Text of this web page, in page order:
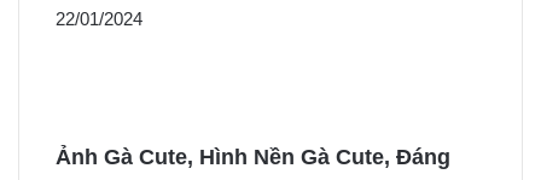
22/01/2024
Ảnh Gà Cute, Hình Nền Gà Cute, Đáng